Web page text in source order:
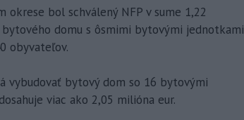
okrese bol schválený NFP v sume 1,22
bytového domu s ôsmimi bytovými jednotkami
obyvateľov.
vybudovať bytový dom so 16 bytovými
viac ako 2,05 milióna eur.